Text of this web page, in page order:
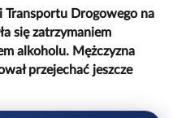
Drogowego na
się zatrzymaniem
alkoholu. Mężczyzna
przejechać jeszcze